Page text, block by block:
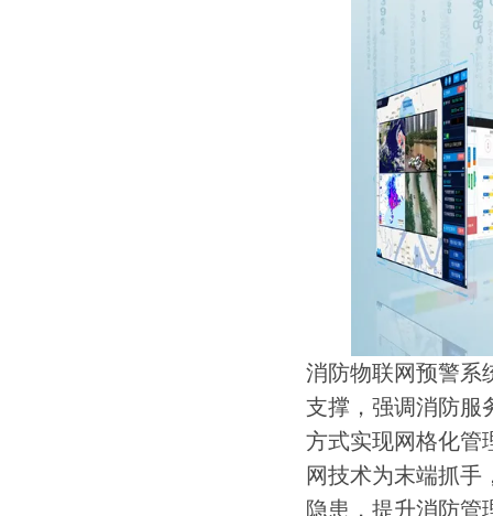
消防物联网预警系
支撑，强调消防服
方式实现网格化管
网技术为末端抓手
隐患，提升消防管